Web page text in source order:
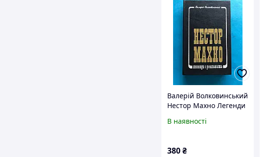
Валерій Волковинський
Нестор Махно Легенди
В наявності
380₴